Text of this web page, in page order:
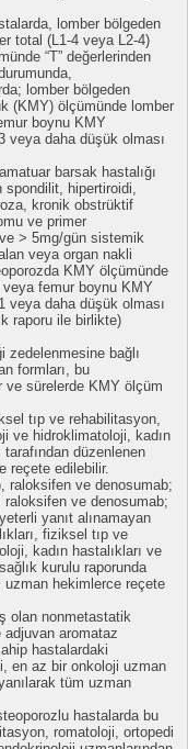
lomber bölgeden
total (L1-4 veya L2-4)
“T” değerlerinden
lomber bölgeden
(KMY) ölçümünde lomber
boynu KMY
veya daha düşük olması
barsak hastalığı
spondilit, hipertiroidi,
kronik obstrüktif
ve primer
> 5mg/gün sistemik
veya organ nakli
KMY ölçümünde
femur boynu KMY
veya daha düşük olması
raporu ile birlikte)
zedelenmesine bağlı
formları, bu
ve sürelerde KMY ölçüm
tıp ve rehabilitasyon,
ve hidroklimatoloji, kadın
düzenlenen
reçete edilebilir.
raloksifen ve denosumab;
raloksifen ve denosumab;
yanıt alınamayan
fiziksel tıp ve
kadın hastalıkları ve
kurulu raporunda
uzman hekimlerce reçete
olan nonmetastatik
aromataz
hastalardaki
en az bir onkoloji uzman
tüm uzman
hastalarda bu
romatoloji, ortopedi